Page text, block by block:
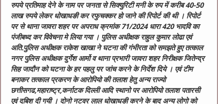
रुपये प्रतिमाह देने के नाम पर जनता से सिक्युरिटी मनी के रुप में करीब 40-50
लाख रुपये लेकर धोखाधङी कर रफुचक्कर हो जाने की रिपोर्ट की थी । रिपोर्ट
पर से थाना जावरा शहर पर अपराध क्रमांक 71/2024 धारा 420 भादवि का
पंजीबध्द कर विवेचना मे लिया गया । पुलिस अधीक्षक राहुल कुमार लोढा एवं
अति.पुलिस अधीक्षक राकेश खाखा ने घटना की गंभीरता को समझते हुए तत्काल
नगर पुलिस अधीक्षक दुर्गेश आर्मो व थाना प्रभारी जावरा शहर निरीक्षक जितेन्द्र
सिह जादौन को घटना के हर पहलु पर जांच करने के निर्देश दिये । एवं टीम
बनाकर तत्काल प्रकरण के आरोपियो की तलाश हेतु अन्य राज्यो
छत्तीसगढ,महाराष्ट्र,कर्नाटक दिल्ली आदि स्थानो पर आरोपियो तलाश पतारसी
एवं दबिश दी गयी । दोनो नटवर लाल धोखाधङी करने के बाद अन्य लोगो को